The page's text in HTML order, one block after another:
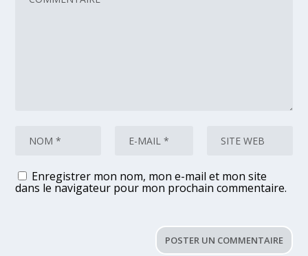
Enregistrer mon nom, mon e-mail et mon site
dans le navigateur pour mon prochain commentaire.